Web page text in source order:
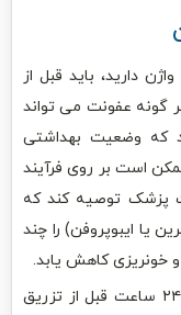
دارید، باید قبل از
گونه عفونت می تواند
که وضعیت بهداشتی
است بر روی فرآیند
پزشک توصیه کند که
یا ایبوپروفن) را چند
خونریزی کاهش یابد.
بهتر است مصرف الکل و دخانیات را حداقل ۲۴ ساعت قبل از تزریق